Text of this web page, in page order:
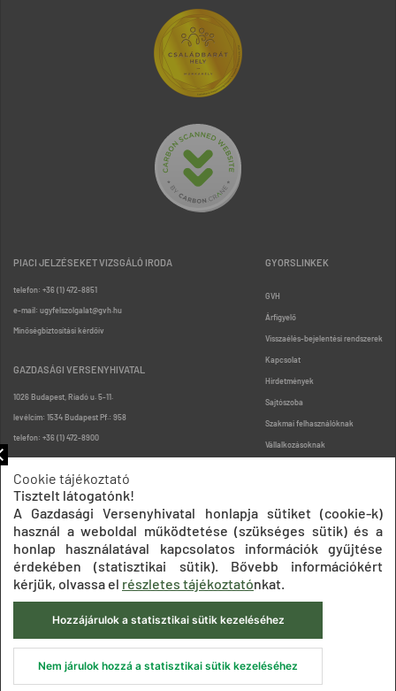
PIACI JELZÉSEKET VIZSGÁLÓ IRODA
telefon: +36 (1) 472-8851
e-mail: ugyfelszolgalat@gvh.hu
Minőségbiztosítási kérdőív
GAZDASÁGI VERSENYHIVATAL
1026 Budapest, Riadó u. 5-11.
levélcím: 1534 Budapest Pf.: 958
telefon: +36 (1) 472-8900
GYORSLINKEK
GVH
Árfigyelő
Visszaélés-bejelentési rendszerek
Kapcsolat
Hirdetmények
Sajtószoba
Szakmai felhasználóknak
Vállalkozásoknak
Oldaltérkép
Impresszum Adatkezelési tájékoztatók
Akadálymentesítési nyilatkozat
Közadatkereső
Süti beállítások ÁSZF
© 2020 Gazdasági Versenyhivatal
Cookie tájékoztató
Tisztelt látogatónk!
A Gazdasági Versenyhivatal honlapja sütiket (cookie-k)
használ a weboldal működtetése (szükséges sütik) és a
honlap használatával kapcsolatos információk gyűjtése
érdekében (statisztikai sütik). Bővebb információkért
kérjük, olvassa el részletes tájékoztatónkat.
Hozzájárulok a statisztikai sütik kezeléséhez
Nem járulok hozzá a statisztikai sütik kezeléséhez